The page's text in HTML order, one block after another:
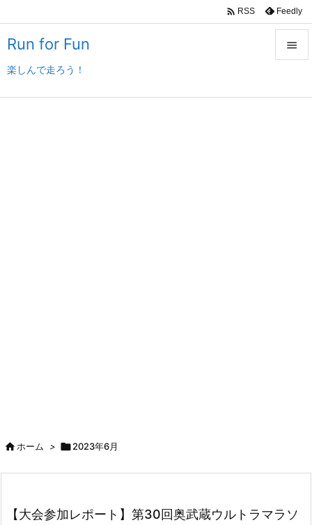
Run for Fun
楽しんで走ろう！

 RSS Feedly
ホーム > 2023年6月
【大会参加レポート】第30回奥武蔵ウルトラマラソ